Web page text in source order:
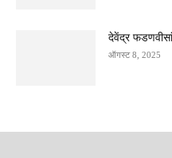
देवेंद्र
ऑगस्ट 8, 2025